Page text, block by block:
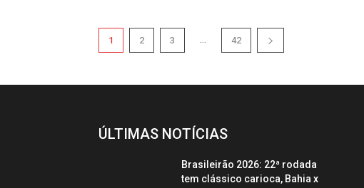
1 2 3 ... 42
ÚLTIMAS NOTÍCIAS
Brasileirão 2026: 22ª rodada
tem clássico carioca, Bahia x